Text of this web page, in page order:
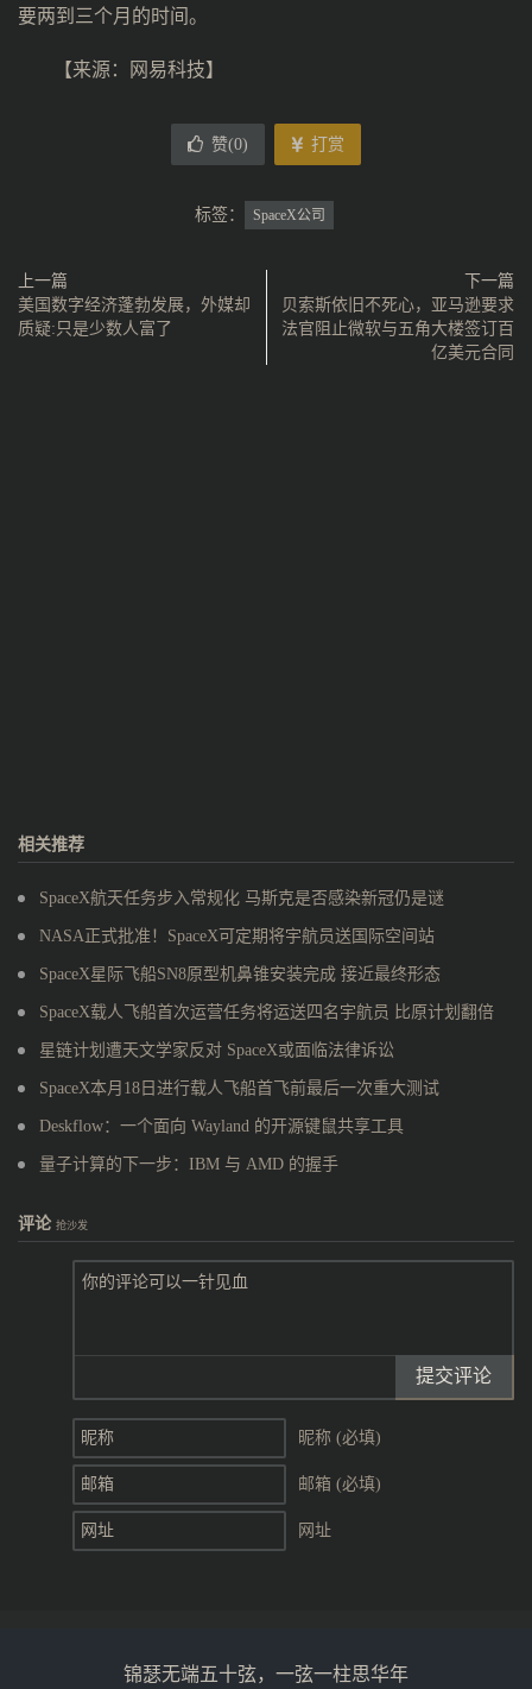
要两到三个月的时间。
【来源： 网易科技】
赞(0) 打赏
标签： SpaceX公司
上一篇
美国数字经济蓬勃发展，外媒却
质疑:只是少数人富了
下一篇
贝索斯依旧不死心，亚马逊要求
法官阻止微软与五角大楼签订百
亿美元合同
相关推荐
SpaceX航天任务步入常规化 马斯克是否感染新冠仍是谜
NASA正式批准！SpaceX可定期将宇航员送国际空间站
SpaceX星际飞船SN8原型机鼻锥安装完成 接近最终形态
SpaceX载人飞船首次运营任务将运送四名宇航员 比原计划翻倍
星链计划遭天文学家反对 SpaceX或面临法律诉讼
SpaceX本月18日进行载人飞船首飞前最后一次重大测试
Deskflow：一个面向 Wayland 的开源键鼠共享工具
量子计算的下一步：IBM 与 AMD 的握手
评论 抢沙发
提交评论
昵称 (必填)
邮箱 (必填)
网址
锦瑟无端五十弦，一弦一柱思华年